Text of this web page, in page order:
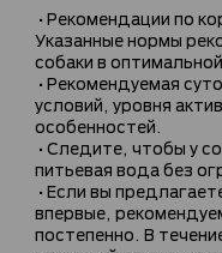
•Рекомендации по
Указанные нормы
собаки в
•Рекомендуемая
условий, уровня
особенностей.
•Следите, чтобы у
питьевая вода без
•Если вы
впервые,
постепенно. В